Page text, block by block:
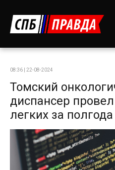
08:36 | 22-08-2024
Томский
диспансер
легких за полгода